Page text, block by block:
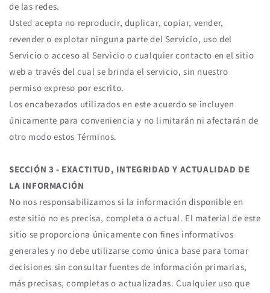
de las redes.
Usted acepta no reproducir, duplicar, copiar, vender,
revender o explotar ninguna parte del Servicio, uso del
Servicio o acceso al Servicio o cualquier contacto en el sitio
web a través del cual se brinda el servicio, sin nuestro
permiso expreso por escrito.
Los encabezados utilizados en este acuerdo se incluyen
únicamente para conveniencia y no limitarán ni afectarán de
otro modo estos Términos.
SECCIÓN 3 - EXACTITUD, INTEGRIDAD Y ACTUALIDAD DE
LA INFORMACIÓN
No nos responsabilizamos si la información disponible en
este sitio no es precisa, completa o actual. El material de este
sitio se proporciona únicamente con fines informativos
generales y no debe utilizarse como única base para tomar
decisiones sin consultar fuentes de información primarias,
más precisas, completas o actualizadas. Cualquier uso que